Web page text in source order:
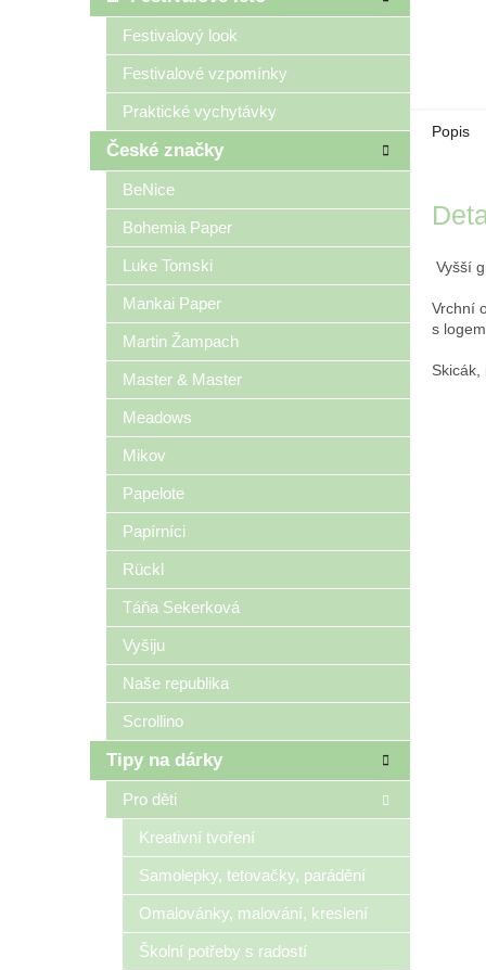
Festivalový look
Festivalové vzpomínky
Praktické vychytávky
České značky
BeNice
Bohemia Paper
Luke Tomski
Mankai Paper
Martin Žampach
Master & Master
Meadows
Mikov
Papelote
Papírníci
Rückl
Táňa Sekerková
Vyšiju
Naše republika
Scrollino
Tipy na dárky
Pro děti
Kreativní tvoření
Samolepky, tetovačky, parádění
Omalovánky, malování, kreslení
Školní potřeby s radostí
Popis
Vyšší
Vrchní
s